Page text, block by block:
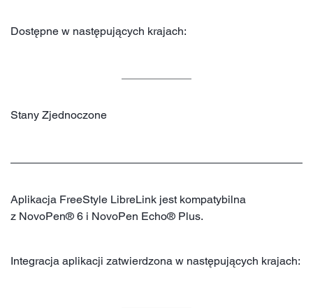
Dostępne w następujących krajach:
Stany Zjednoczone
Aplikacja FreeStyle LibreLink jest kompatybilna
z NovoPen® 6 i NovoPen Echo® Plus.
Integracja aplikacji zatwierdzona w następujących krajach: